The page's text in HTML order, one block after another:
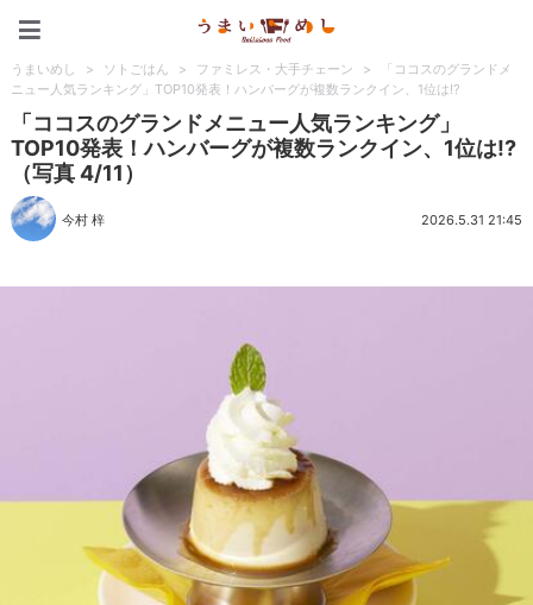
うまいめし > ソトごはん > ファミレス・大手チェーン >
「ココスのグランドメ
ニュー人気ランキング」TOP10発表！ハンバーグが複数ランクイン、1位は!?
「ココスのグランドメニュー人気ランキング」
TOP10発表！ハンバーグが複数ランクイン、1位は!?
（写真 4/11）
今村 梓 2026.5.31 21:45